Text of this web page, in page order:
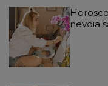
nevoia